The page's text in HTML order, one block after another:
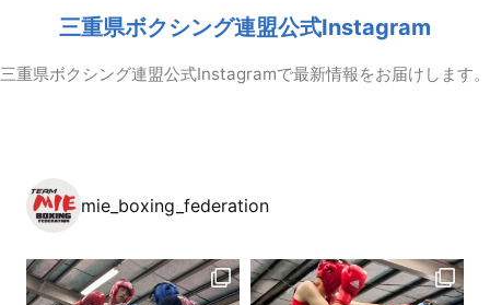
三重県ボクシング連盟公式Instagram
三重県ボクシング連盟公式Instagramで最新情報をお届けします。
mie_boxing_federation